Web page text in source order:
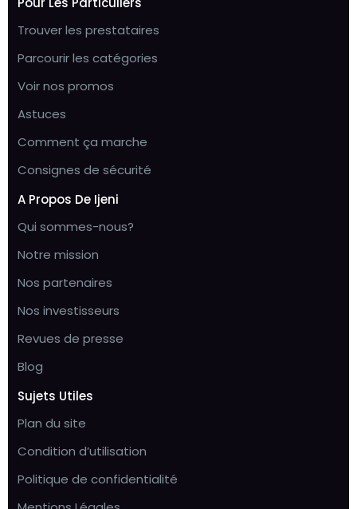
Trouver les prestataires
Parcourir les catégories
Voir nos promos
Astuces
Comment ça marche
Consignes de sécurité
A Propos De Ijeni
Qui sommes-nous?
Notre mission
Nos partenaires
Nos investisseurs
Revues de presse
Blog
Sujets Utiles
Plan du site
Condition d’utilisation
Politique de confidentialité